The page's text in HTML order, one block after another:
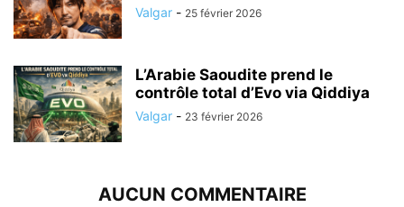
Valgar - 25 février 2026
L’Arabie Saoudite prend le
contrôle total d’Evo via Qiddiya
Valgar - 23 février 2026
AUCUN COMMENTAIRE